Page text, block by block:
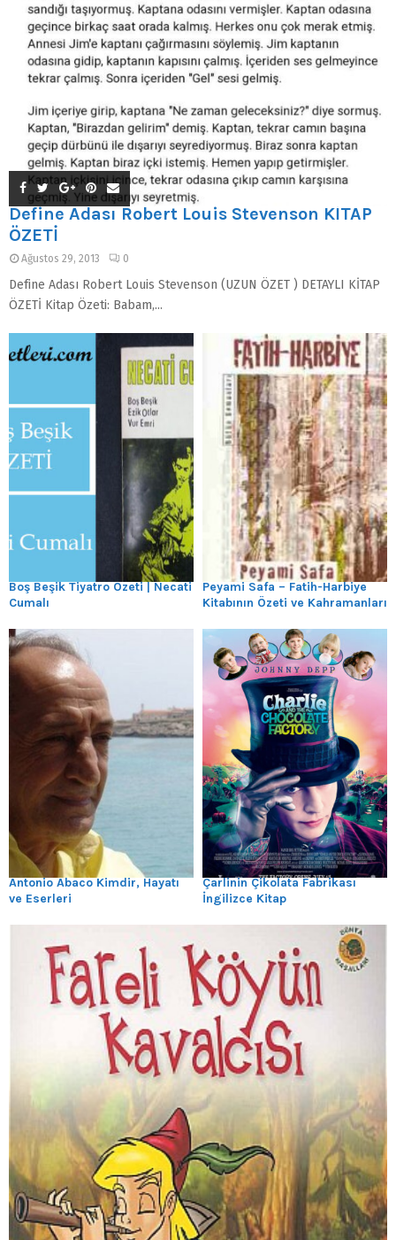
Define Adası Robert Louis Stevenson KİTAP
ÖZETİ
Ağustos 29, 2013 0
Define Adası Robert Louis Stevenson (UZUN ÖZET ) DETAYLI KİTAP
ÖZETİ Kitap Özeti: Babam,...
Boş Beşik Tiyatro Özeti | Necati
Cumalı
Peyami Safa – Fatih-Harbiye
Kitabının Özeti ve Kahramanları
Antonio Abaco Kimdir, Hayatı
ve Eserleri
Çarlinin Çikolata Fabrikası
İngilizce Kitap